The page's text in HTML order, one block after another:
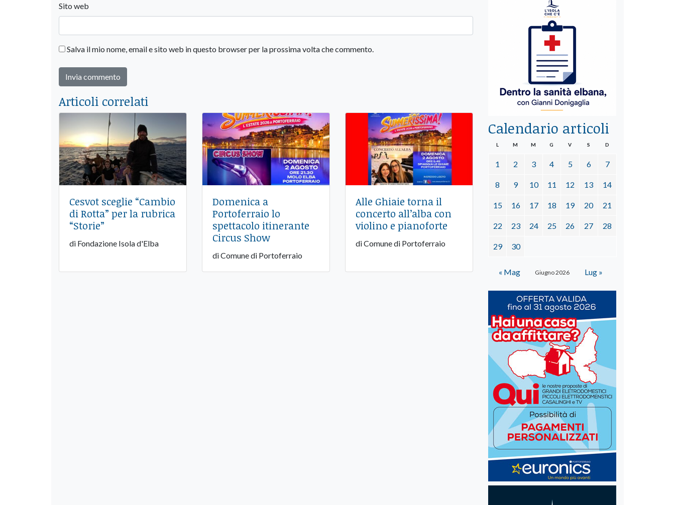
Sito web
Salva il mio nome, email e sito web in questo browser per la prossima volta che commento.
Articoli correlati
Cesvot sceglie “Cambio
di Rotta” per la rubrica
“Storie”
di Fondazione Isola d'Elba
Domenica a
Portoferraio lo
spettacolo itinerante
Circus Show
di Comune di Portoferraio
Alle Ghiaie torna il
concerto all’alba con
violino e pianoforte
di Comune di Portoferraio
Calendario articoli
Giugno 2026
L M M G V S D
1 2 3 4 5 6 7
8 9 10 11 12 13 14
15 16 17 18 19 20 21
22 23 24 25 26 27 28
29 30
« Mag Lug »